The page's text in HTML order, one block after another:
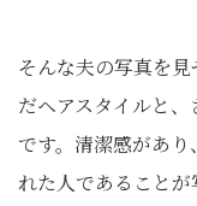
そんな夫の写真を
だヘアスタイルと
です。清潔感があ
れた人であること